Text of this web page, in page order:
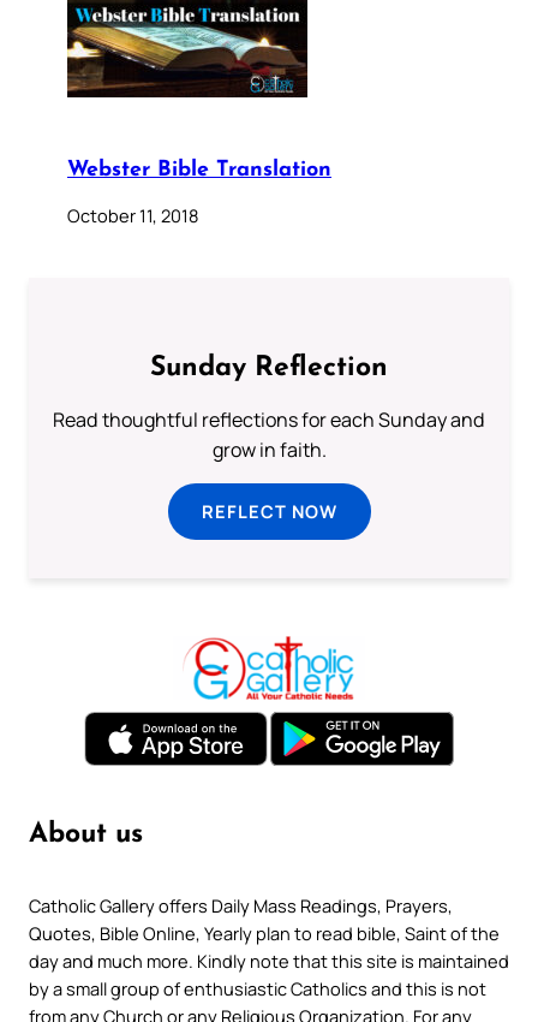
Webster Bible Translation
October 11, 2018
Sunday Reflection
Read thoughtful reflections for each Sunday and
grow in faith.
REFLECT NOW
About us
Catholic Gallery offers Daily Mass Readings, Prayers,
Quotes, Bible Online, Yearly plan to read bible, Saint of the
day and much more. Kindly note that this site is maintained
by a small group of enthusiastic Catholics and this is not
from any Church or any Religious Organization. For any